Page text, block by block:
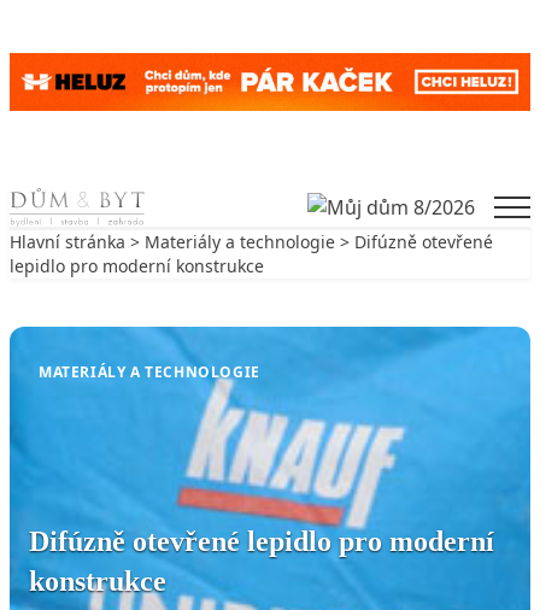
Skip to content
Hlavní stránka > Materiály a technologie > Difúzně otevřené
lepidlo pro moderní konstrukce
MATERIÁLY A TECHNOLOGIE
Difúzně otevřené lepidlo pro moderní
konstrukce